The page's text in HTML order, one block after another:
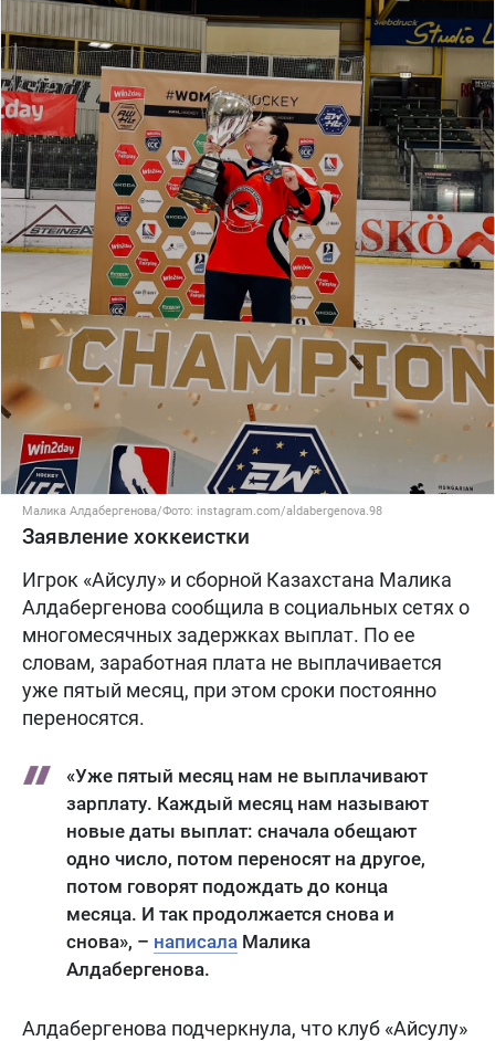
Малика Алдабергенова/Фото: instagram.com/aldabergenova.98
Заявление хоккеистки
Игрок «Айсулу» и сборной Казахстана Малика
Алдабергенова сообщила в социальных сетях о
многомесячных задержках выплат. По ее
словам, заработная плата не выплачивается
уже пятый месяц, при этом сроки постоянно
переносятся.
«Уже пятый месяц нам не выплачивают
зарплату. Каждый месяц нам называют
новые даты выплат: сначала обещают
одно число, потом переносят на другое,
потом говорят подождать до конца
месяца. И так продолжается снова и
снова», – написала Малика
Алдабергенова.
Алдабергенова подчеркнула, что клуб «Айсулу»